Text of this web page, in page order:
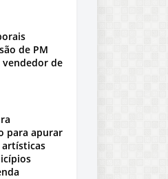
de PM
de
para apurar